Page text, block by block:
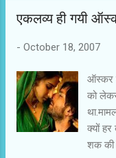
फिल्म
करते हैं
पैदा
हीरो
कहानी
लेकिन
एकलव्य ही गयी
- October 18, 2007
ऑस्कर
को
क्यों हर
शक की